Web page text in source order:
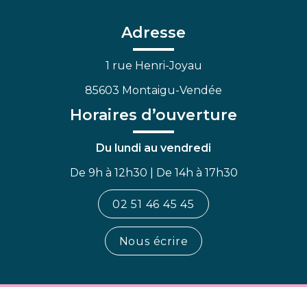
FacebookLinkedin
Adresse
1 rue Henri-Joyau
85603 Montaigu-Vendée
Horaires d’ouverture
Du lundi au vendredi
De 9h à 12h30 | De 14h à 17h30
02 51 46 45 45
Nous écrire